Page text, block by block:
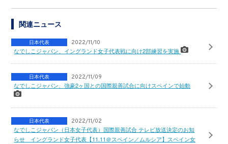
関連ニュース
日本代表 2022/11/10
なでしこジャパン、イングランド女子代表戦に向け2部練習を実施
日本代表 2022/11/09
なでしこジャパン、強豪2ヶ国との国際親善試合に向けスペインで始動
日本代表 2022/11/02
なでしこジャパン（日本女子代表）国際親善試合 テレビ放送決定のお知
らせ イングランド女子代表【11.11＠スペイン／ムルシア】スペイン女